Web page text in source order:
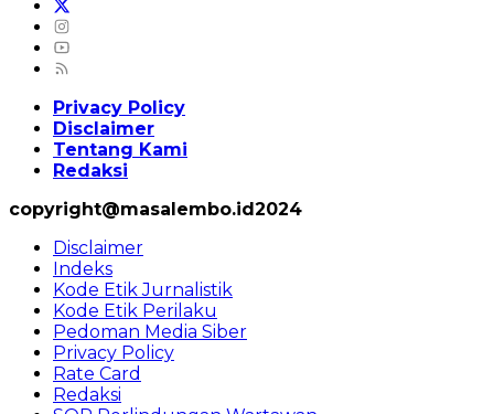
Privacy Policy
Disclaimer
Tentang Kami
Redaksi
copyright@masalembo.id2024
Disclaimer
Indeks
Kode Etik Jurnalistik
Kode Etik Perilaku
Pedoman Media Siber
Privacy Policy
Rate Card
Redaksi